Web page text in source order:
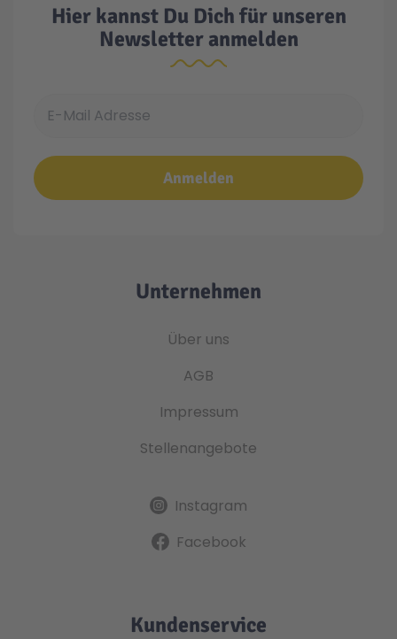
Hier kannst Du Dich für unseren
Newsletter anmelden
Anmelden
Unternehmen
Über uns
AGB
Impressum
Stellenangebote
Instagram
Facebook
Kundenservice